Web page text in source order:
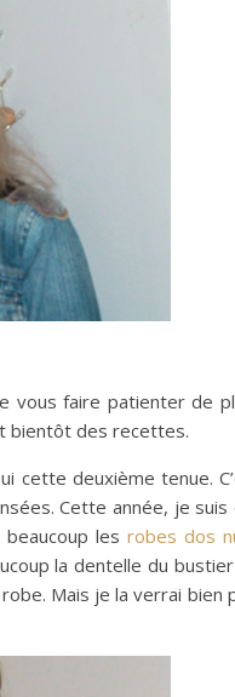
vous faire patienter de
bientôt des recettes.
cette deuxième tenue.
Cette année, je
les robes dos
la dentelle du
Mais je la verrai